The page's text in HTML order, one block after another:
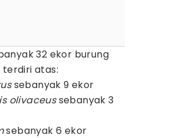
32 ekor burung
terdiri atas:
sebanyak 9 ekor
olivaceussebanyak 3
sebanyak 6 ekor